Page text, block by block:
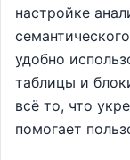
настройке
удобно
таблицы и
всё то, что
помогает